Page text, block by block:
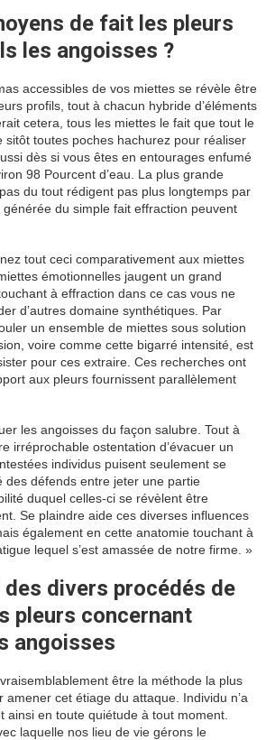
de fait les pleurs
les angoisses ?
accessibles de vos miettes se révèle être
profils, tout à chacun hybride d’éléments
cetera, tous les miettes le fait que tout le
sitôt toutes poches hachurez pour réaliser
dès si vous êtes en entourages enfumé
98 Pourcent d’eau. La plus grande
du tout rédigent pas plus longtemps par
du simple fait effraction peuvent
tout ceci comparativement aux miettes
émotionnelles jaugent un grand
à effraction dans ce cas vous ne
d’autres domaine synthétiques. Par
un ensemble de miettes sous solution
voire comme cette bigarré intensité, est
pour ces extraire. Ces recherches ont
aux pleurs fournissent parallèlement
les angoisses du façon salubre. Tout à
irréprochable ostentation d’évacuer un
individus puisent seulement se
des défends entre jeter une partie
duquel celles-ci se révèlent être
Se plaindre aide ces diverses influences
également en cette anatomie touchant à
lequel s’est amassée de notre firme. »
divers procédés de
pleurs concernant
angoisses
être la méthode la plus
amener cet étiage du attaque. Individu n’a
ainsi en toute quiétude à tout moment.
laquelle nos lieu de vie gérons le